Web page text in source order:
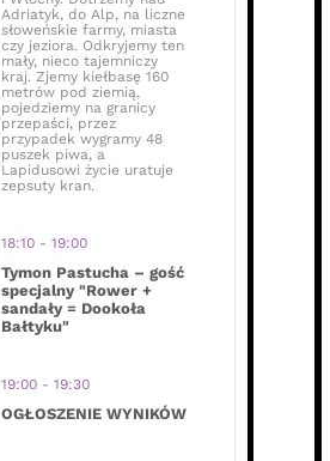
Adriatyk, do Alp, na liczne
słoweńskie farmy, miasta
czy jeziora. Odkryjemy ten
mały, nieco tajemniczy
kraj. Zjemy kiełbasę 160
metrów pod ziemią,
pojedziemy na granicy
przepaści, przez
przypadek wygramy 48
puszek piwa, a
Lapidusowi życie uratuje
zepsuty kran.
18:10 - 19:00
Tymon Pastucha – gość
specjalny "Rower +
sandały = Dookoła
Bałtyku"
19:00 - 19:30
OGŁOSZENIE WYNIKÓW